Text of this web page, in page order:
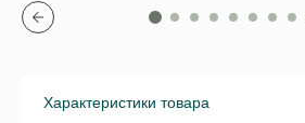
Характеристики товара